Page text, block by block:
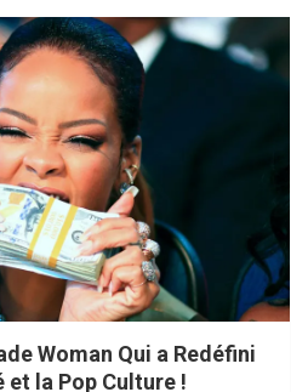
Woman Qui a Redéfini
et la Pop Culture !